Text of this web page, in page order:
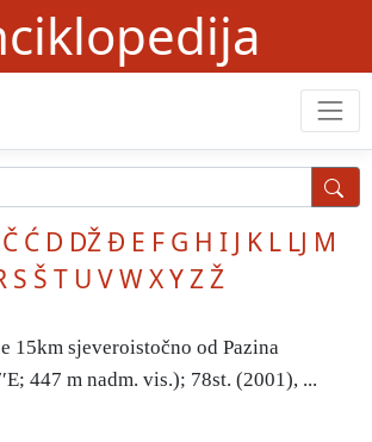
Č Ć D DŽĐ E F G H I J K L LJ M
S Š T U VWXYZŽ
15km sjeveroistočno od Pazina
447 m nadm. vis.); 78st. (2001), ...